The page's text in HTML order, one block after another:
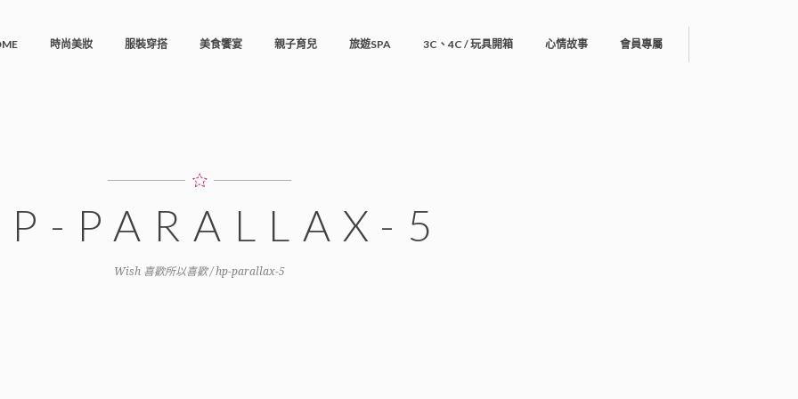
時尚美妝 服裝穿搭 美食饗宴 親子育兒 旅遊SPA 3C、4C / 玩具開箱 心情故事 會員專屬
PARALLAX-5
Wish 喜歡所以喜歡/hp-parallax-5